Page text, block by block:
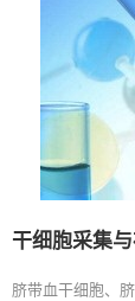
干细胞采集
脐带血干细胞、